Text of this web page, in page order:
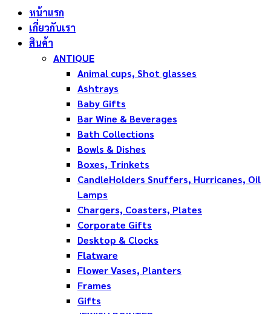
หน้าแรก
เกี่ยวกับเรา
สินค้า
ANTIQUE
Animal cups, Shot glasses
Ashtrays
Baby Gifts
Bar Wine & Beverages
Bath Collections
Bowls & Dishes
Boxes, Trinkets
CandleHolders Snuffers, Hurricanes, Oil
Lamps
Chargers, Coasters, Plates
Corporate Gifts
Desktop & Clocks
Flatware
Flower Vases, Planters
Frames
Gifts